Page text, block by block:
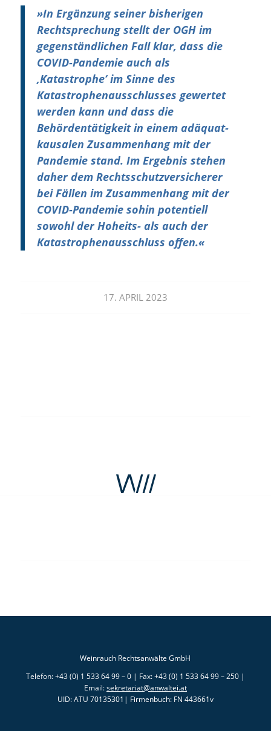
»In Ergänzung seiner bisherigen
Rechtsprechung stellt der OGH im
gegenständlichen Fall klar, dass die
COVID-Pandemie auch als
‚Katastrophe‘ im Sinne des
Katastrophenausschlusses gewertet
werden kann und dass die
Behördentätigkeit in einem adäquat-
kausalen Zusammenhang mit der
Pandemie stand. Im Ergebnis stehen
daher dem Rechtsschutzversicherer
bei Fällen im Zusammenhang mit der
COVID-Pandemie sohin potentiell
sowohl der Hoheits- als auch der
Katastrophenausschluss offen.«
17. APRIL 2023
Weinrauch Rechtsanwälte GmbH
Telefon: +43 (0) 1 533 64 99 – 0 | Fax: +43 (0) 1 533 64 99 – 250 |
Email:sekretariat@anwaltei.at
UID: ATU 70135301| Firmenbuch: FN 443661v